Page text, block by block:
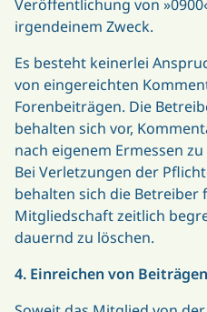
Veröffentlichung von
irgendeinem Zweck.
Es besteht keinerlei
von eingereichten
Forenbeiträgen. Die
behalten sich vor,
nach eigenem Ermessen
Bei Verletzungen der
behalten sich die Betreiber
Mitgliedschaft zeitlich
dauernd zu löschen.
4. Einreichen von